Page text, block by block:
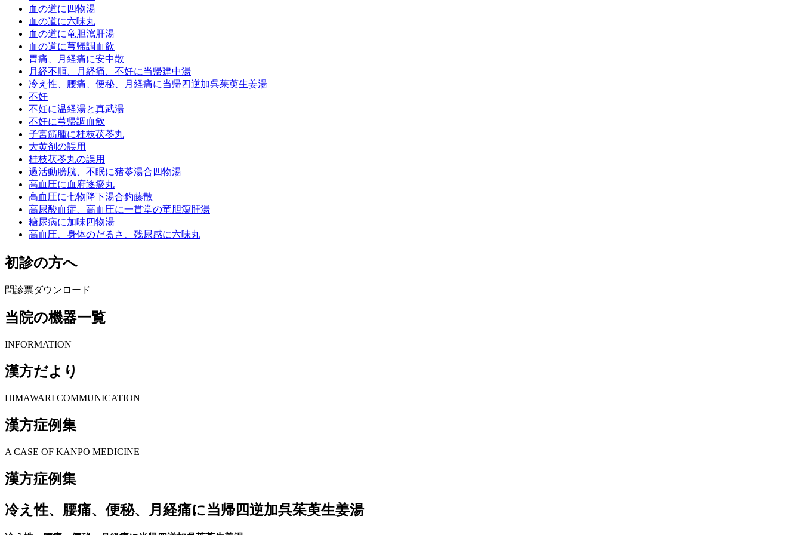
血の道に四物湯
血の道に六味丸
血の道に竜胆瀉肝湯
血の道に芎帰調血飲
胃痛、月経痛に安中散
月経不順、月経痛、不妊に当帰建中湯
冷え性、腰痛、便秘、月経痛に当帰四逆加呉茱萸生姜湯
不妊
不妊に温経湯と真武湯
不妊に芎帰調血飲
子宮筋腫に桂枝茯苓丸
大黄剤の誤用
桂枝茯苓丸の誤用
過活動膀胱、不眠に猪苓湯合四物湯
高血圧に血府逐瘀丸
高血圧に七物降下湯合釣藤散
高尿酸血症、高血圧に一貫堂の竜胆瀉肝湯
糖尿病に加味四物湯
高血圧、身体のだるさ、残尿感に六味丸
初診の方へ
問診票ダウンロード
当院の機器一覧
INFORMATION
漢方だより
HIMAWARI COMMUNICATION
漢方症例集
A CASE OF KANPO MEDICINE
漢方症例集
冷え性、腰痛、便秘、月経痛に当帰四逆加呉茱萸生姜湯